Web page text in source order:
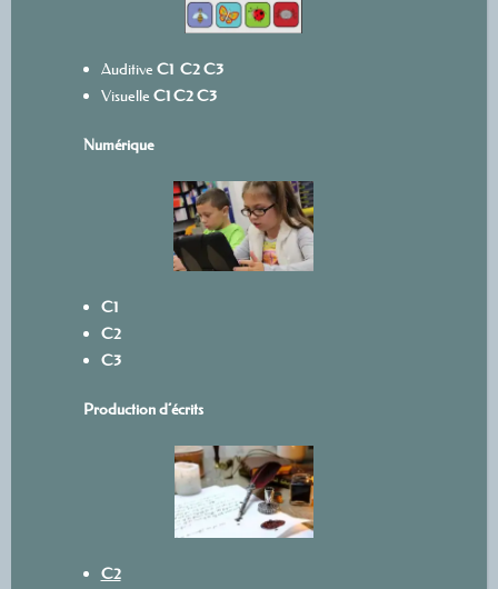
Auditive C1 C2C3
Visuelle C1C2C3
Numérique
C1
C2
C3
Production d’écrits
C2